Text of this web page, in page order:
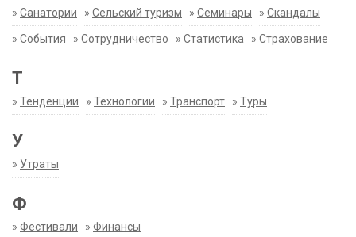
» Санатории » Сельский туризм » Семинары » Скандалы
» События » Сотрудничество » Статистика » Страхование
Т
» Тенденции » Технологии » Транспорт » Туры
У
» Утраты
Ф
» Фестивали » Финансы